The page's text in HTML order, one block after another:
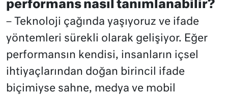
performans nasıl tanımlanabilir?
– Teknoloji çağında yaşıyoruz ve ifade
yöntemleri sürekli olarak gelişiyor. Eğer
performansın kendisi, insanların içsel
ihtiyaçlarından doğan birincil ifade
biçimiyse sahne, medya ve mobil